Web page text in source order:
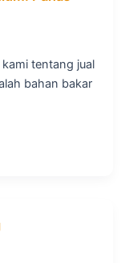
tentang jual
bahan bakar